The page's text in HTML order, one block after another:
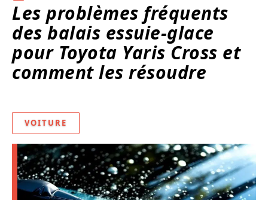
Les problèmes fréquents
des balais essuie-glace
pour Toyota Yaris Cross et
comment les résoudre
VOITURE